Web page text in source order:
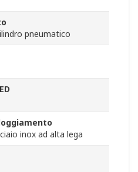
pneumatico
inox ad alta lega